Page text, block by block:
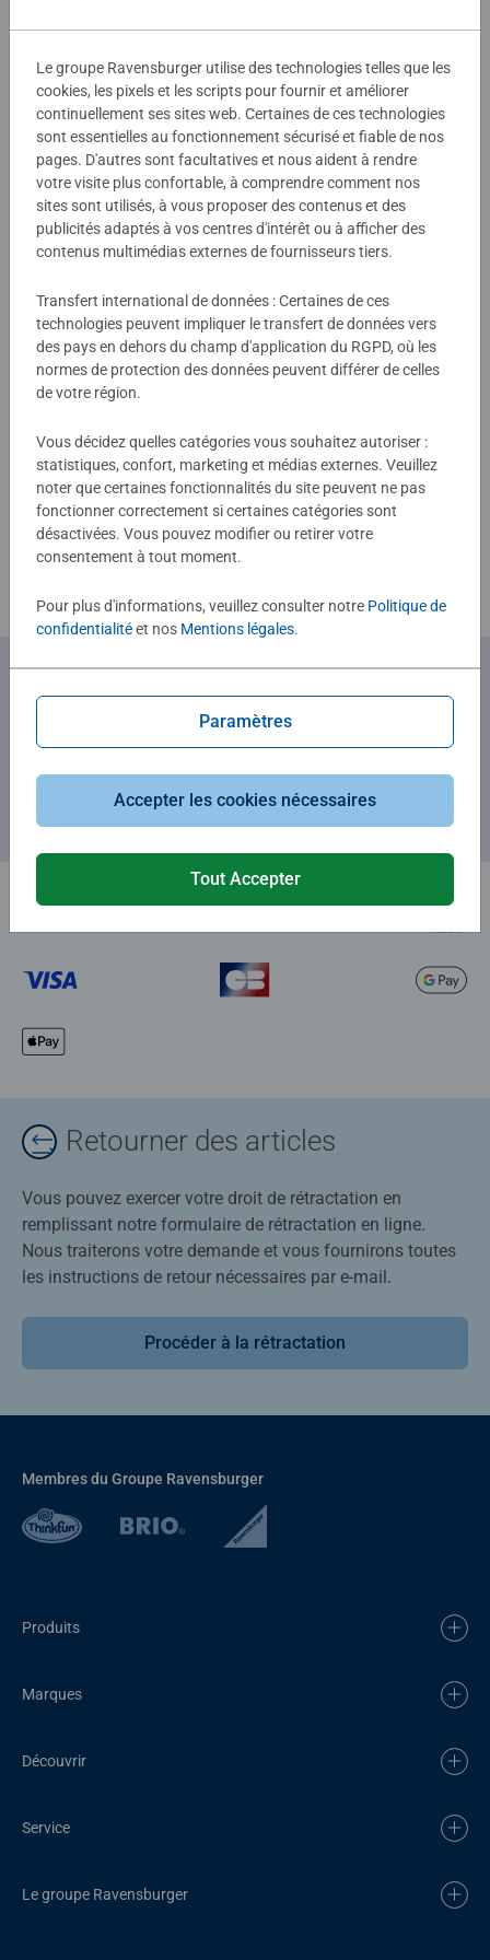
Détails
Numéro d'article:
13099037
EAN:
9783380990376
ISBN:
978-3-380-99037-6
Avertissements et informations du fabricant
soumise
0/0
Rédiger une évaluation
Consignes d'évaluation
et recevez un bon d'achat de 5€.
Retourner des articles
Vous pouvez exercer votre droit de rétractation en
remplissant notre formulaire de rétractation en ligne.
Nous traiterons votre demande et vous fournirons toutes
les instructions de retour nécessaires par e-mail.
Procéder à la rétractation
Membres du Groupe Ravensburger
Produits
Marques
Découvrir
Service
Le groupe Ravensburger
Le groupe Ravensburger utilise des technologies telles que les
cookies, les pixels et les scripts pour fournir et améliorer
continuellement ses sites web. Certaines de ces technologies
sont essentielles au fonctionnement sécurisé et fiable de nos
pages. D'autres sont facultatives et nous aident à rendre
votre visite plus confortable, à comprendre comment nos
sites sont utilisés, à vous proposer des contenus et des
publicités adaptés à vos centres d'intérêt ou à afficher des
contenus multimédias externes de fournisseurs tiers.
Transfert international de données : Certaines de ces
technologies peuvent impliquer le transfert de données vers
des pays en dehors du champ d'application du RGPD, où les
normes de protection des données peuvent différer de celles
de votre région.
Vous décidez quelles catégories vous souhaitez autoriser :
statistiques, confort, marketing et médias externes. Veuillez
noter que certaines fonctionnalités du site peuvent ne pas
fonctionner correctement si certaines catégories sont
désactivées. Vous pouvez modifier ou retirer votre
consentement à tout moment.
Pour plus d'informations, veuillez consulter notre Politique de
confidentialitéet nos Mentions légales.
Paramètres
Accepter les cookies nécessaires
Tout Accepter